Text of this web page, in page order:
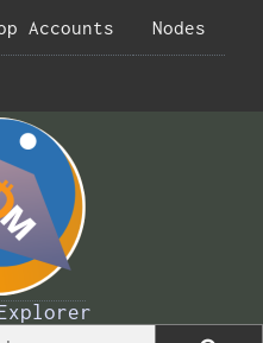
Accounts Nodes
Explorer